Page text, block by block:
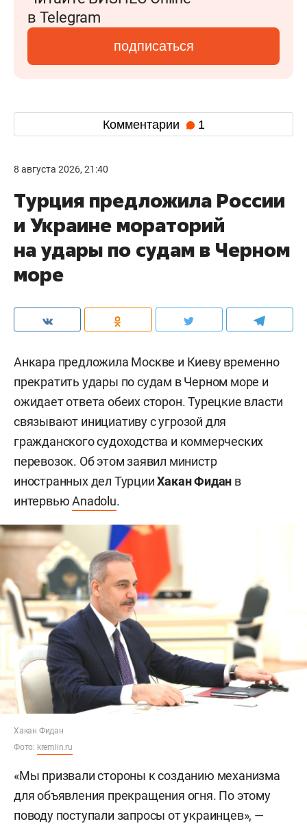
в Telegram
подписаться
Комментарии 1
8 августа 2026, 21:40
Турция предложила России
и Украине мораторий
на удары по судам в Черном
море
Анкара предложила Москве и Киеву временно
прекратить удары по судам в Черном море и
ожидает ответа обеих сторон. Турецкие власти
связывают инициативу с угрозой для
гражданского судоходства и коммерческих
перевозок. Об этом заявил министр
иностранных дел ТурцииХакан Фидан в
интервьюAnadolu.
Хакан Фидан
Фото: kremlin.ru
«Мы призвали стороны к созданию механизма
для объявления прекращения огня. По этому
поводу поступали запросы от украинцев», —